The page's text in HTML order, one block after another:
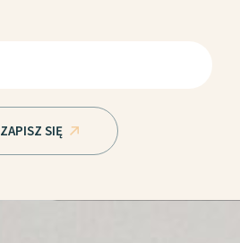
ZAPISZ SIĘ